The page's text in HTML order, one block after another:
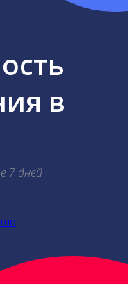
в
7 дней